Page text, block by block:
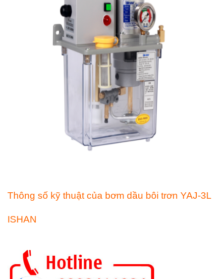
Thông số kỹ thuật của bơm dầu bôi trơn YAJ-3L
ISHAN